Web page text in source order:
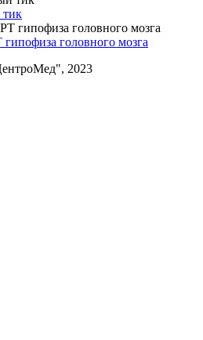
тик
головного мозга
2023